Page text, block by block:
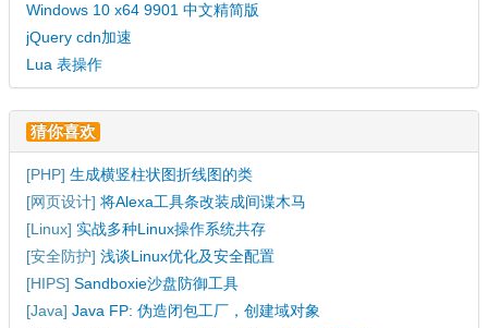
Windows 10 x64 9901 中文精简版
jQuery cdn加速
Lua 表操作
猜你喜欢
[PHP] 生成横竖柱状图折线图的类
[网页设计] 将Alexa工具条改装成间谍木马
[Linux] 实战多种Linux操作系统共存
[安全防护] 浅谈Linux优化及安全配置
[HIPS] Sandboxie沙盘防御工具
[Java] Java FP: 伪造闭包工厂，创建域对象